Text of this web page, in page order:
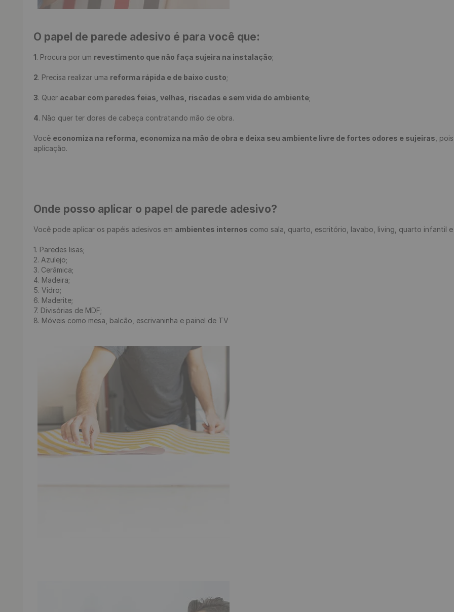
O papel de parede adesivo é para você que:
1. Procura por um revestimento que não faça sujeira na instalação;
2. Precisa realizar uma reforma rápida e de baixo custo;
3. Quer acabar com paredes feias, velhas, riscadas e sem vida do ambiente;
4. Não quer ter dores de cabeça contratando mão de obra.
Você economiza na reforma, economiza na mão de obra e deixa seu ambiente livre de fortes odores e sujeiras ,
Onde posso aplicar o papel de parede adesivo?
Você pode aplicar os papéis adesivos em ambientes internos como sala, quarto, escritório, lavabo, living, quarto infantil
1. Paredes lisas;
2. Azulejo;
3. Cerâmica;
4. Madeira;
5. Vidro;
6. Maderite;
7. Divisórias de MDF;
8. Móveis como mesa, balcão, escrivaninha e painel de TV